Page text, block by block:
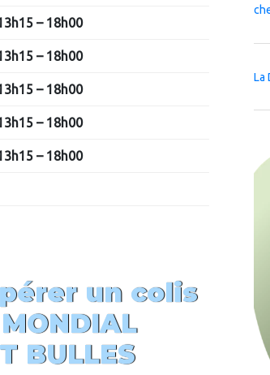
– 18h00
– 18h00
– 18h00
– 18h00
– 18h00
un colis
BULLES
La